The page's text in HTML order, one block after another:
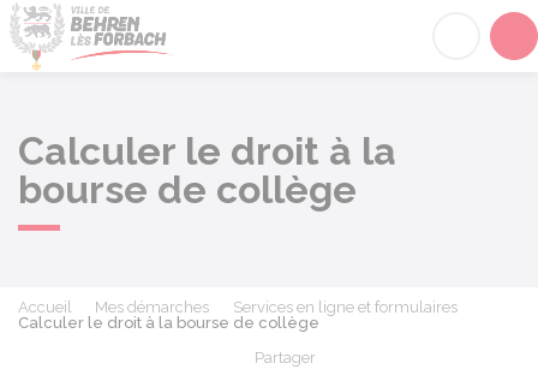
Calculer le droit à la
bourse de collège
Accueil Mes démarches
Services en ligne et formulaires
Calculer le droit à la bourse de collège
Partager